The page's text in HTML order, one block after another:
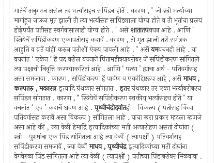
मातेचें अनुगमन असेल तर भर्त्यासहच सपिंडन होतें . कारण , " जी स्त्री भर्त्याच्या
मागांहून जाऊन मृत झाली ती त्या भर्त्यासह सापिंड्याला योग्य होते व ती भूतांचा प्रलय
होईपर्यंत पतीसह स्वर्गवासालाही योग्य होते . " असेंशातातपवचन आहे . आणि "
स्त्रियेचें सपिंडीकरण एकापतीसह करावें . कारण , ती मृत झाली तरी समंत्रक
आहुति व व्रतें यांहीं करुन पतीशीं ऐक्य पावली आहे . " असेंयमवचनही आहे . या
वचनांत ‘ एकेन ’ हें पद वरील वचनानें पितामहीत्रयाबरोबर जें सपिंडीकरण सांगितलें
त्या पक्षाची निवृत्ति करण्याकरितां आहे . आणि ‘ पत्या ’ ह्याचा अर्थ - पतिवर्गासह
असा समजावा . कारण , सपिंडीकरण हें पार्वण व एकोद्दिष्टरुप आहे , असेंमाधव ,
कल्पतरु , मदनरत्नइत्यादि ग्रंथकार सांगतात .इतरग्रंथकार तर एका भर्त्याबरोबरच
सपिंडन सांगतात . कारण , " स्त्रियेचें सपिंडीकरण स्वकीय् भर्त्यासहच होतें " या
वचनांत ‘ एव ’ कराचें श्रवण आहे .पृथ्वीचंद्रोदयांतही - विकल्प ( पतीसह किंवा
पतिवर्गासह करावें असा विकल्प ) सांगितला आहे . याचा खरा प्रकार म्हटला म्हणजे
असा आहे कीं , ज्या वेळीं हेमाद्रि इत्यादिकांच्या मतीं अन्वारोहण असतां दोघांना (
स्त्री - पुरुषांना एक पिंड सांगितला आहे त्या वेळीं ( त्यापक्षीं ) पतिवर्गासह
सपिंडीकरण समजावें , ज्या वेळींमाधव , पृथ्वीचंद्रइत्यादिकांच्या मतीं दोघांना
वेगवेगळा पिंड सांगितला आहे त्या वेळीं ( त्यापक्षीं ) पतीच्या पिंडाबरोबर मिळवावा .